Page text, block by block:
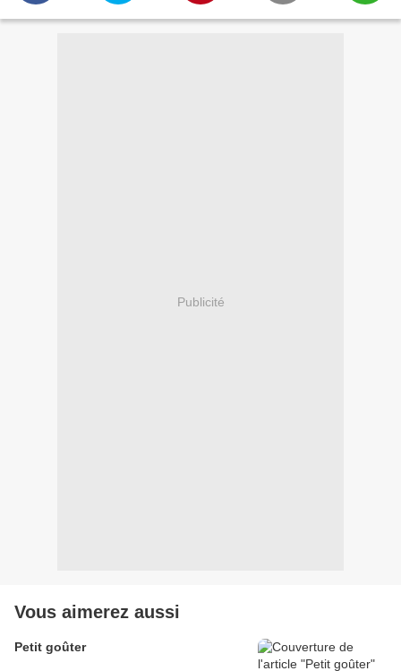
Publicité
Vous aimerez aussi
Petit goûter